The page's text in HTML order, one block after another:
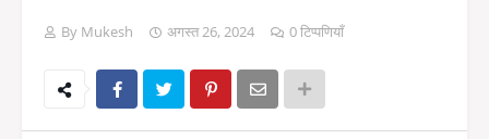
By Mukesh अगस्त 26, 2024 0 टिप्पणियाँ